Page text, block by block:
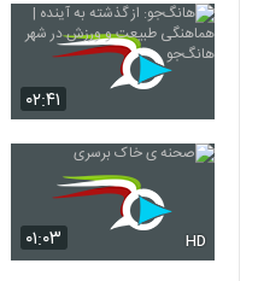
۰۲:۴۱
۰۱:۰۳ HD